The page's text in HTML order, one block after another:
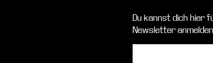
Du kannst dich hier
Newsletter